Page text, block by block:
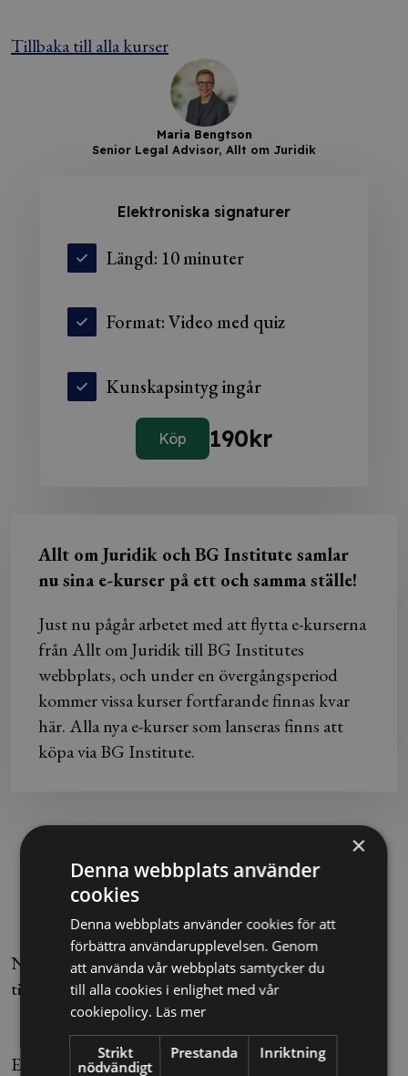
Tillbaka till alla kurser
Maria Bengtson
Senior Legal Advisor, Allt om Juridik
Elektroniska signaturer
Längd: 10 minuter
Format: Video med quiz
Kunskapsintyg ingår
Köp 190kr
Allt om Juridik och BG Institute samlar
nu sina e-kurser på ett och samma ställe!
Just nu pågår arbetet med att flytta e-kurserna
från Allt om Juridik till BG Institutes
webbplats, och under en övergångsperiod
kommer vissa kurser fortfarande finnas kvar
här. Alla nya e-kurser som lanseras finns att
köpa via BG Institute.
Hur fungerar det?
1. Gå kursen
När det är dags för att genomföra kursen har du
tillgång till den via "Mina sidor".
2. Testa dina kunskaper
Efter kursen sätter vi dina kunskaper på prov för att
×
Denna webbplats använder
cookies
Denna webbplats använder cookies för att
förbättra användarupplevelsen. Genom
att använda vår webbplats samtycker du
till alla cookies i enlighet med vår
cookiepolicy. Läs mer
Strikt
nödvändigt
Prestanda Inriktning